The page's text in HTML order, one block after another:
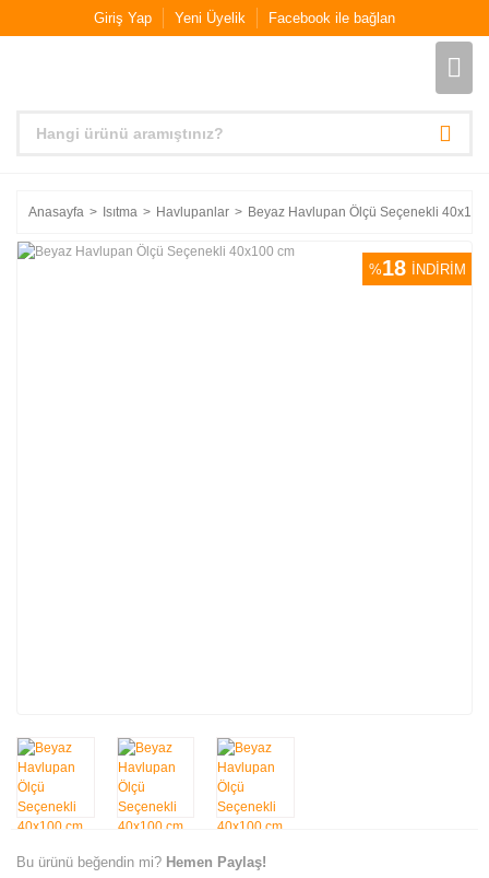
Giriş Yap Yeni Üyelik Facebook ile bağlan
Anasayfa Isıtma Havlupanlar Beyaz Havlupan Ölçü Seçenekli 40x100
%18 İNDİRİM
Bu ürünü beğendin mi? Hemen Paylaş!